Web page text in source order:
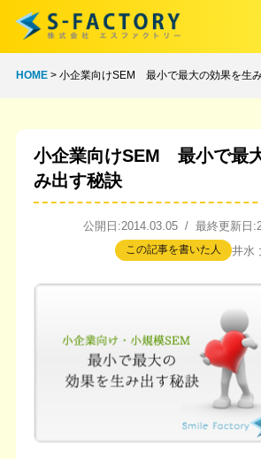
HOME> 小企業向けSEM 最小で最大の効果を生
小企業向けSEM 最小で最
み出す秘訣
公開日:2014.03.05 / 最終更新日
この記事を書いた人 井水